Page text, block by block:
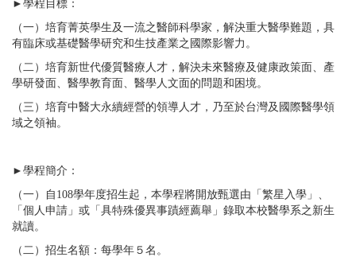
►學程目標：
（一）培育菁英學生及一流之醫師科學家，解決重大醫學難題，具
有臨床或基礎醫學研究和生技產業之國際影響力。
（二）培育新世代優質醫療人才，解決未來醫療及健康政策面、產
學研發面、醫學教育面、醫學人文面的問題和困境。
（三）培育中醫大永續經營的領導人才，乃至於台灣及國際醫學領
域之領袖。
►學程簡介：
（一）自108學年度招生起，本學程將開放甄選由「繁星入學」、
「個人申請」或「具特殊優異事蹟經薦舉」錄取本校醫學系之新生
就讀。
（二）招生名額：每學年５名。